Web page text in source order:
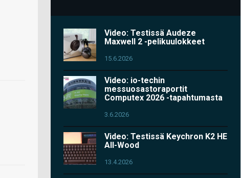
Video: Testissä Audeze
Maxwell 2 -pelikuulokkeet
15.6.2026
Video: io-techin
messuosastoraportit
Computex 2026 -tapahtumasta
3.6.2026
Video: Testissä Keychron K2 HE
All-Wood
13.4.2026